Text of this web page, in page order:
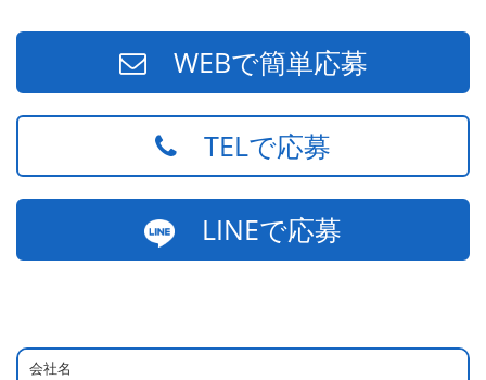
WEBで簡単応募
TELで応募
LINEで応募
会社名